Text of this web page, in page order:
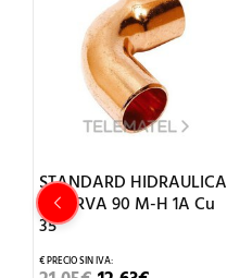
STANDARD HIDRAULICA
– CURVA 90 M-H 1A Cu
35